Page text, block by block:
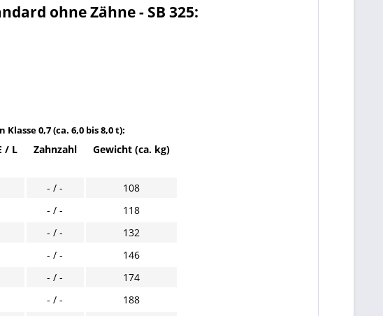
ohne Zähne - SB 325:
0,7 (ca. 6,0 bis 8,0 t):
/ L Zahnzahl Gewicht (ca. kg)
- / -
108
- / -
118
- / -
132
- / -
146
- / -
174
- / -
188